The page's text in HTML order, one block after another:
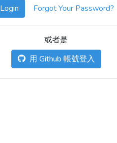
Login Forgot Your Password?
或者是
用 Github 帳號登入